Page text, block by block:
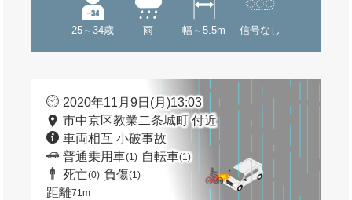
25～34歳 雨 幅～5.5m 信号なし
2020年11月9日(月)13:03
市中京区教業二条城町 付近
車両相互 小破事故
普通乗用車(1) 自転車(1)
死亡(0) 負傷(1)
距離71m